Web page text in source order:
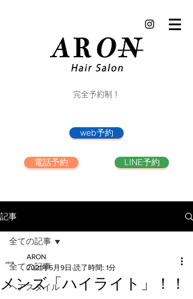
完全予約制！
web予約
電話予約 LINE予約
記事
全ての記事
ヘアスタイル
全ての記事
メンズ「ハイライト」！！
ARON
2021年5月9日 読了時間: 1分